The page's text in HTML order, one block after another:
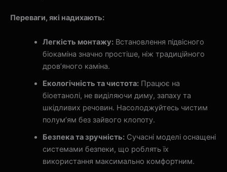
Переваги, які надихають:
Легкість монтажу:Встановлення підвісного
біокаміна значно простіше, ніж традиційного
дров’яного каміна.
Екологічність та чистота:Працює на
біоетанолі, не виділяючи диму, запаху та
шкідливих речовин. Насолоджуйтесь чистим
полум’ям без зайвого клопоту.
Безпека та зручність:Сучасні моделі оснащені
системами безпеки, що роблять їх
використання максимально комфортним.